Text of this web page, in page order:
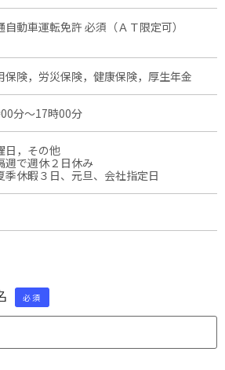
自動車運転免許 必須（ＡＴ限定可）
保険，労災保険，健康保険，厚生年金
分〜17時00分
日，その他
週で週休２日休み
季休暇３日、元旦、会社指定日
必須